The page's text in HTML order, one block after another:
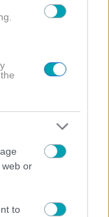
web or
to